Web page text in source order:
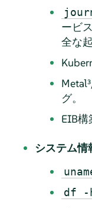
ービ
全な
グ。
EIB構
システム情
df -